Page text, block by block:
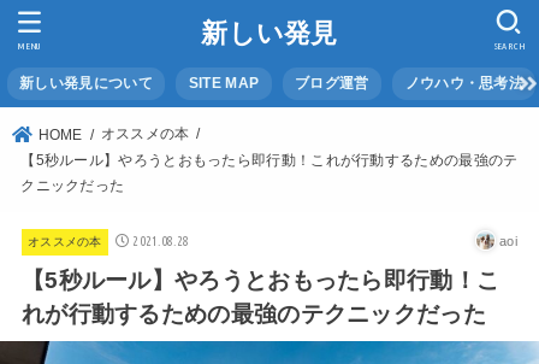
新しい発見
新しい発見について SITE MAP ブログ運営 ノウハウ・思考法
SEARCH
MENU
HOME
オススメの本
【5秒ルール】やろうとおもったら即行動！これが行動するための最強のテ
クニックだった
オススメの本 2021.08.28 aoi
【5秒ルール】やろうとおもったら即行動！こ
れが行動するための最強のテクニックだった